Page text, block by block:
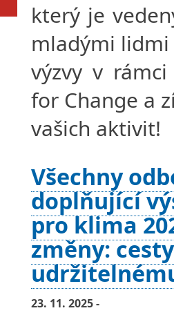
který je
mladými lidmi
výzvy v rámci
for Change a
vašich aktivit!
Všechny
doplňující
pro klima
změny:
23. 11. 2025 -